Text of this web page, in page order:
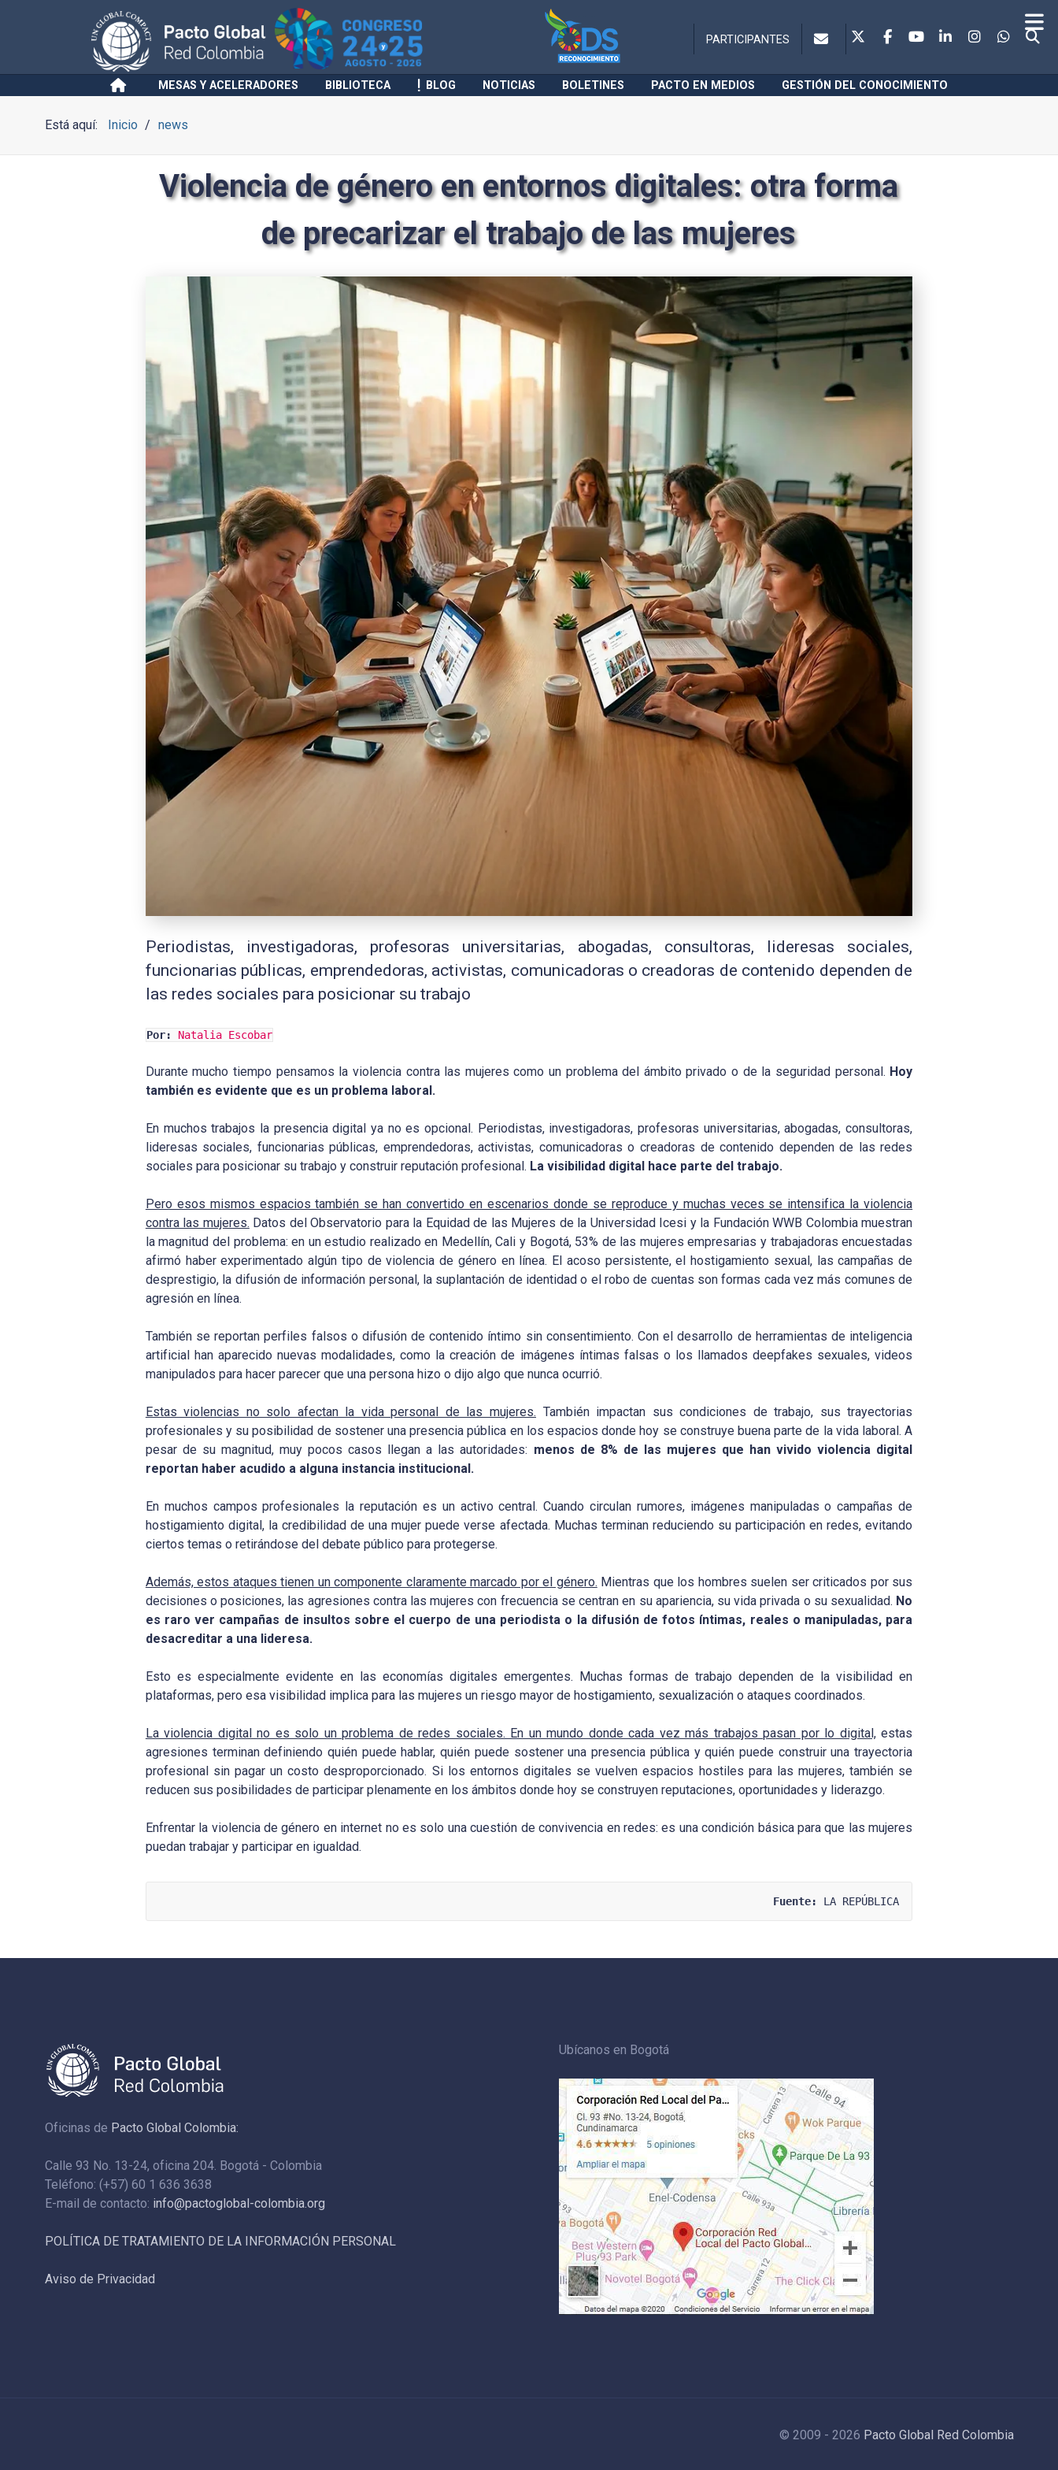
PARTICIPANTES
MESAS Y ACELERADORES BIBLIOTECA BLOG NOTICIAS BOLETINES PACTO EN MEDIOS GESTIÓN DEL CONOCIMIENTO
Está aquí: Inicio news
Violencia de género en entornos digitales: otra forma
de precarizar el trabajo de las mujeres
Periodistas, investigadoras, profesoras universitarias, abogadas, consultoras, lideresas sociales,
funcionarias públicas, emprendedoras, activistas, comunicadoras o creadoras de contenido dependen de
las redes sociales para posicionar su trabajo
Por: Natalia Escobar
Durante mucho tiempo pensamos la violencia contra las mujeres como un problema del ámbito privado o de la seguridad personal. Hoy
también es evidente que es un problema laboral.
En muchos trabajos la presencia digital ya no es opcional. Periodistas, investigadoras, profesoras universitarias, abogadas, consultoras,
lideresas sociales, funcionarias públicas, emprendedoras, activistas, comunicadoras o creadoras de contenido dependen de las redes
sociales para posicionar su trabajo y construir reputación profesional. La visibilidad digital hace parte del trabajo.
Pero esos mismos espacios también se han convertido en escenarios donde se reproduce y muchas veces se intensifica la violencia
contra las mujeres. Datos del Observatorio para la Equidad de las Mujeres de la Universidad Icesi y la Fundación WWB Colombia muestran
la magnitud del problema: en un estudio realizado en Medellín, Cali y Bogotá, 53% de las mujeres empresarias y trabajadoras encuestadas
afirmó haber experimentado algún tipo de violencia de género en línea. El acoso persistente, el hostigamiento sexual, las campañas de
desprestigio, la difusión de información personal, la suplantación de identidad o el robo de cuentas son formas cada vez más comunes de
agresión en línea.
También se reportan perfiles falsos o difusión de contenido íntimo sin consentimiento. Con el desarrollo de herramientas de inteligencia
artificial han aparecido nuevas modalidades, como la creación de imágenes íntimas falsas o los llamados deepfakes sexuales, videos
manipulados para hacer parecer que una persona hizo o dijo algo que nunca ocurrió.
Estas violencias no solo afectan la vida personal de las mujeres. También impactan sus condiciones de trabajo, sus trayectorias
profesionales y su posibilidad de sostener una presencia pública en los espacios donde hoy se construye buena parte de la vida laboral. A
pesar de su magnitud, muy pocos casos llegan a las autoridades: menos de 8% de las mujeres que han vivido violencia digital
reportan haber acudido a alguna instancia institucional.
En muchos campos profesionales la reputación es un activo central. Cuando circulan rumores, imágenes manipuladas o campañas de
hostigamiento digital, la credibilidad de una mujer puede verse afectada. Muchas terminan reduciendo su participación en redes, evitando
ciertos temas o retirándose del debate público para protegerse.
Además, estos ataques tienen un componente claramente marcado por el género. Mientras que los hombres suelen ser criticados por sus
decisiones o posiciones, las agresiones contra las mujeres con frecuencia se centran en su apariencia, su vida privada o su sexualidad. No
es raro ver campañas de insultos sobre el cuerpo de una periodista o la difusión de fotos íntimas, reales o manipuladas, para
desacreditar a una lideresa.
Esto es especialmente evidente en las economías digitales emergentes. Muchas formas de trabajo dependen de la visibilidad en
plataformas, pero esa visibilidad implica para las mujeres un riesgo mayor de hostigamiento, sexualización o ataques coordinados.
La violencia digital no es solo un problema de redes sociales. En un mundo donde cada vez más trabajos pasan por lo digital,estas
agresiones terminan definiendo quién puede hablar, quién puede sostener una presencia pública y quién puede construir una trayectoria
profesional sin pagar un costo desproporcionado. Si los entornos digitales se vuelven espacios hostiles para las mujeres, también se
reducen sus posibilidades de participar plenamente en los ámbitos donde hoy se construyen reputaciones, oportunidades y liderazgo.
Enfrentar la violencia de género en internet no es solo una cuestión de convivencia en redes: es una condición básica para que las mujeres
puedan trabajar y participar en igualdad.
Fuente: LA REPÚBLICA
Oficinas de Pacto Global Colombia:
Calle 93 No. 13-24, oficina 204. Bogotá - Colombia
Teléfono: (+57) 60 1 636 3638
E-mail de contacto: info@pactoglobal-colombia.org
POLÍTICA DE TRATAMIENTO DE LA INFORMACIÓN PERSONAL
Aviso de Privacidad
Ubícanos en Bogotá
© 2009 - 2026 Pacto Global Red Colombia